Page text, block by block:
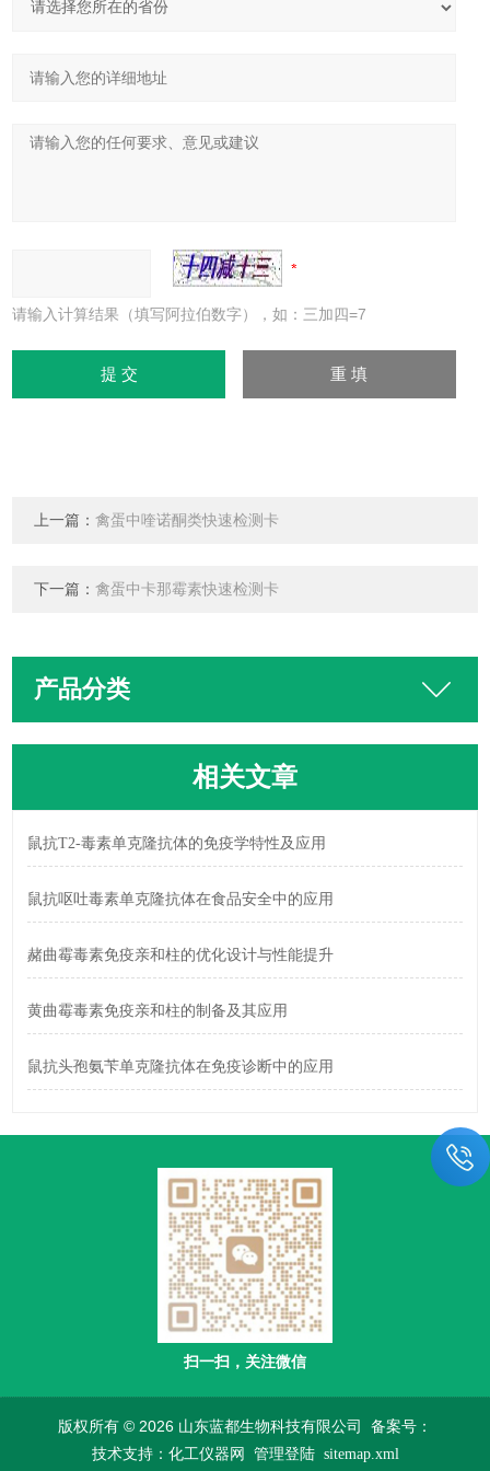
请输入计算结果（填写阿拉伯数字），如：三加四=7
上一篇：禽蛋中喹诺酮类快速检测卡
下一篇：禽蛋中卡那霉素快速检测卡
产品分类
相关文章
鼠抗T2-毒素单克隆抗体的免疫学特性及应用
鼠抗呕吐毒素单克隆抗体在食品安全中的应用
赭曲霉毒素免疫亲和柱的优化设计与性能提升
黄曲霉毒素免疫亲和柱的制备及其应用
鼠抗头孢氨苄单克隆抗体在免疫诊断中的应用
扫一扫，关注微信
版权所有 © 2026 山东蓝都生物科技有限公司 备案号：
技术支持： 化工仪器网 管理登陆 sitemap.xml